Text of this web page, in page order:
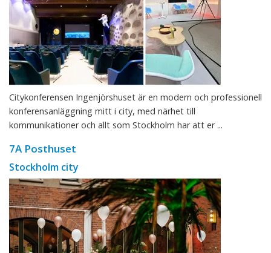
Citykonferensen Ingenjörshuset är en modern och professionell
konferensanläggning mitt i city, med närhet till
kommunikationer och allt som Stockholm har att er ...
7A Posthuset
Stockholm city